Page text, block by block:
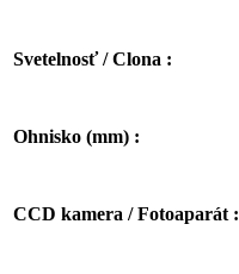
Svetelnosť / Clona :
Ohnisko (mm) :
CCD kamera / Fotoaparát :